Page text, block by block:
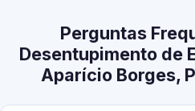
Perguntas
Desentupimento de
Aparício Borges,